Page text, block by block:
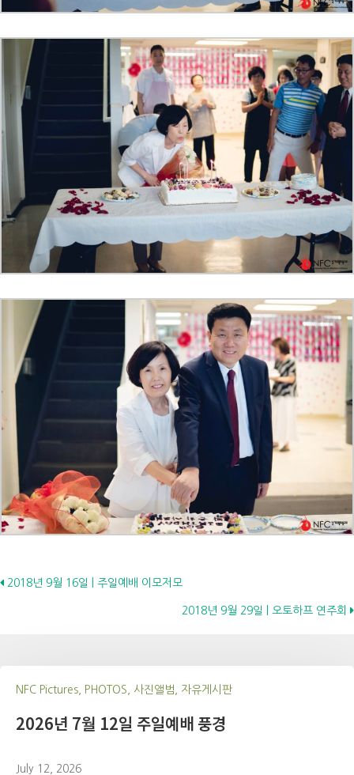
Posts
2018년 9월 16일 | 주일예배 이모저모
2018년 9월 29일 | 오토하프 연주회
NFC Pictures, PHOTOS, 사진앨범, 자유게시판
2026년 7월 12일 주일예배 풍경
July 12, 2026